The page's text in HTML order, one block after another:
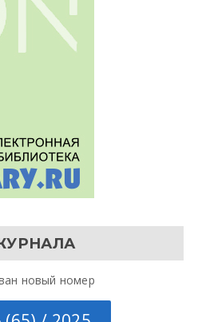
новый номер